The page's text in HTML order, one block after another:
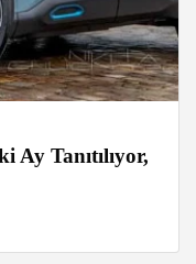
Ay Tanıtılıyor,